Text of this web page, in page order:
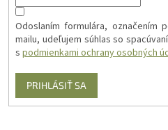
Odoslaním formulára, označením
mailu, udeľujem súhlas so
s podmienkami ochrany osobných
PRIHLÁSIŤ SA